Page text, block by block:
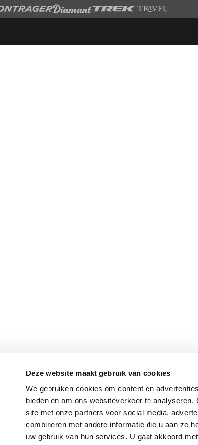
Deze website maakt gebruik van cookies
We gebruiken cookies om content en
bieden en om ons websiteverkeer te
site met onze partners voor social media,
combineren met andere informatie die u aan ze
uw gebruik van hun services. U gaat akkoord